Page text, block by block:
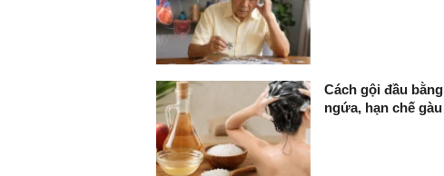
Cách gội đầu
ngứa, hạn chế gàu